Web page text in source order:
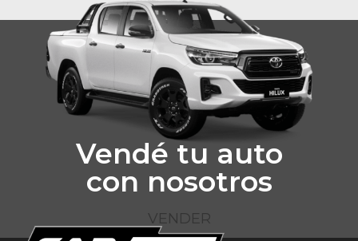
Vendé tu auto
con nosotros
VENDER